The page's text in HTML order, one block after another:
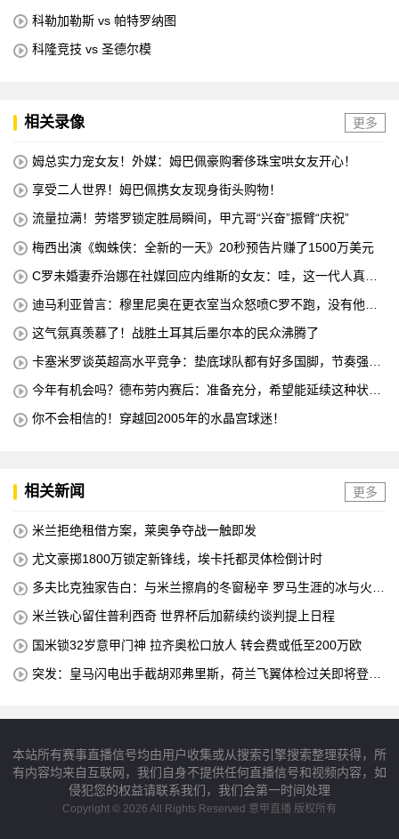
科勒加勒斯 vs 帕特罗纳图
科隆竞技 vs 圣德尔模
相关录像 更多
姆总实力宠女友！外媒：姆巴佩豪购奢侈珠宝哄女友开心！
享受二人世界！姆巴佩携女友现身街头购物！
流量拉满！劳塔罗锁定胜局瞬间，甲亢哥“兴奋”振臂“庆祝”
梅西出演《蜘蛛侠：全新的一天》20秒预告片赚了1500万美元
C罗未婚妻乔治娜在社媒回应内维斯的女友：哇，这一代人真劲
迪马利亚曾言：穆里尼奥在更衣室当众怒喷C罗不跑，没有他不
这气氛真羡慕了！战胜土耳其后墨尔本的民众沸腾了
卡塞米罗谈英超高水平竞争：垫底球队都有好多国脚，节奏强度
今年有机会吗？德布劳内赛后：准备充分，希望能延续这种状
你不会相信的！穿越回2005年的水晶宫球迷！
相关新闻 更多
米兰拒绝租借方案，莱奥争夺战一触即发
尤文豪掷1800万锁定新锋线，埃卡托都灵体检倒计时
多夫比克独家告白：与米兰擦肩的冬窗秘辛 罗马生涯的冰与火之
米兰铁心留住普利西奇 世界杯后加薪续约谈判提上日程
国米锁32岁意甲门神 拉齐奥松口放人 转会费或低至200万欧
突发：皇马闪电出手截胡邓弗里斯，荷兰飞翼体检过关即将登陆
本站所有赛事直播信号均由用户收集或从搜索引擎搜索整理获得，所
有内容均来自互联网，我们自身不提供任何直播信号和视频内容，如
侵犯您的权益请联系我们，我们会第一时间处理
Copyright © 2026 All Rights Reserved 意甲直播 版权所有